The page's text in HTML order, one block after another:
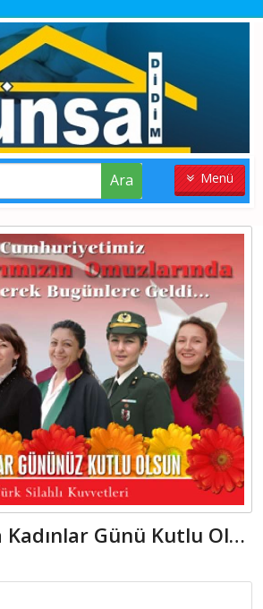
Menü
Ara
8 Mart Dünya Kadınlar Günü Kutlu Olsun